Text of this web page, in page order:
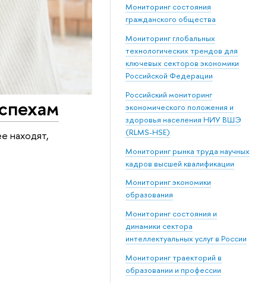
Мониторинг состояния
гражданского общества
Мониторинг глобальных
технологических трендов для
ключевых секторов экономики
Российской Федерации
Российский мониторинг
экономического положения и
здоровья населения НИУ ВШЭ
(RLMS-HSE)
Мониторинг рынка труда научных
кадров высшей квалификации
Мониторинг экономики
образования
Мониторинг состояния и
динамики сектора
интеллектуальных услуг в России
Мониторинг траекторий в
образовании и профессии
находят,